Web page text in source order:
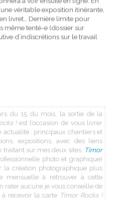
véritable exposition itinérante,
livret… Dernière limite pour
même tenté-e (dossier sur
d’indiscrétions sur le travail
du 15 du mois, la sortie de la
!est l’occasion de vous livrer
: principaux chantiers et
expositions, avec des liens
traitant sur mes deux sites, Timor
photo et graphique)
la création photographique plus
mensuelle à retrouver à cette
rater aucune je vous conseille de
recevoir la carte Timor Rocks !